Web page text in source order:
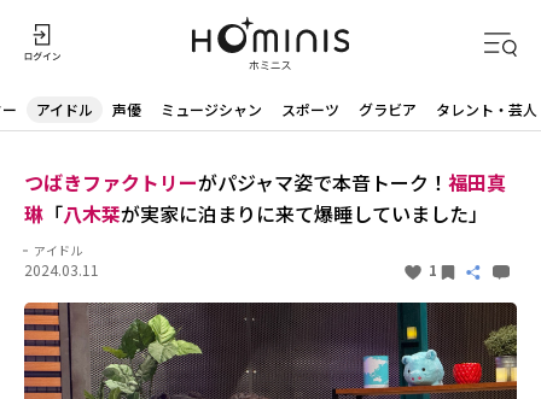
アイドル 声優 ミュージシャン スポーツ グラビア タレント・芸人
つばきファクトリーがパジャマ姿で本音トーク！ 福田真
琳 「八木栞が実家に泊まりに来て爆睡していました」
アイドル
2024.03.11 1